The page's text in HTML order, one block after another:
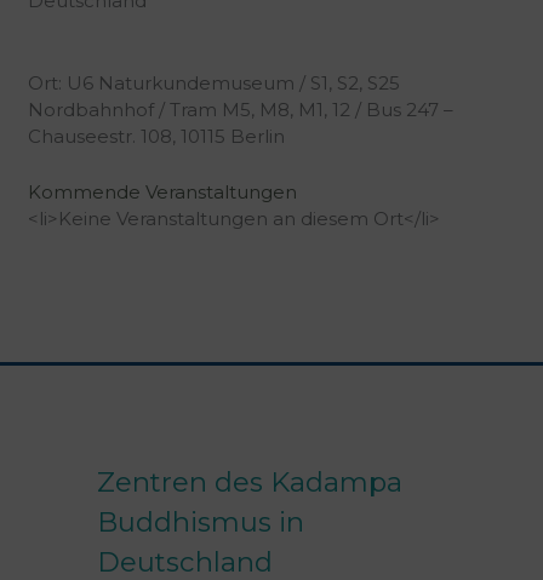
Ort: U6 Naturkundemuseum / S1, S2, S25
Nordbahnhof / Tram M5, M8, M1, 12 / Bus 247 –
Chauseestr. 108, 10115 Berlin
Kommende Veranstaltungen
<li>Keine Veranstaltungen an diesem Ort</li>
Zentren des Kadampa
Buddhismus in
Deutschland